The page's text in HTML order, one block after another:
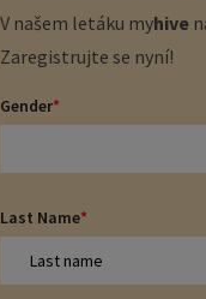
V našem letáku myhive
Zaregistrujte se nyní!
Gender*
Last Name*